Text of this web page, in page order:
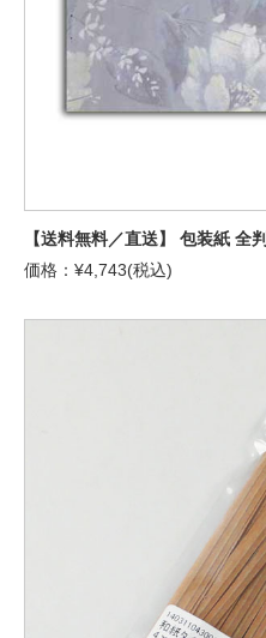
【送料無料／直送】 包装紙 全
価格：¥4,743(税込)